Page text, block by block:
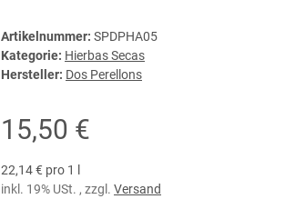
Artikelnummer: SPDPHA05
Kategorie: Hierbas Secas
Hersteller: Dos Perellons
15,50 €
22,14 € pro 1 l
inkl. 19% USt. , zzgl. Versand